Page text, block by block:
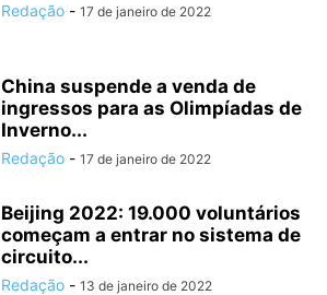
Redação - 17 de janeiro de 2022
China suspende a venda de
ingressos para as Olimpíadas de
Inverno...
Redação - 17 de janeiro de 2022
Beijing 2022: 19.000 voluntários
começam a entrar no sistema de
circuito...
Redação - 13 de janeiro de 2022